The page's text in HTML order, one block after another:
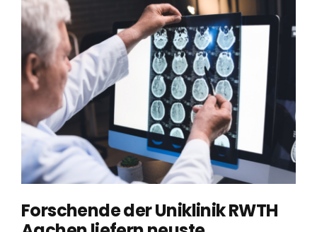
Forschende der Uniklinik RWTH